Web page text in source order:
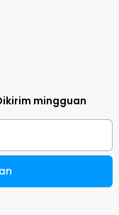
mingguan